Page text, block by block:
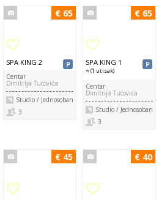
SPA KING 2
Centar
Dimitrija Tucovića
Studio / Jednosoban
3
€ 65
SPA KING 1
⭐ (1 utisak)
Centar
Dimitrija Tucovića
Studio / Jednosoban
3
€ 65
€ 45 € 40